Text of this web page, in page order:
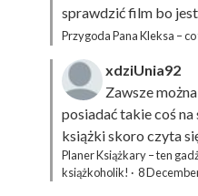
sprawdzić film bo
Przygoda Pana Kleksa –
xdziUnia92
Zawsze
posiadać takie coś
książki skoro czyta
Planer Książkary – ten
książkoholik! · 8